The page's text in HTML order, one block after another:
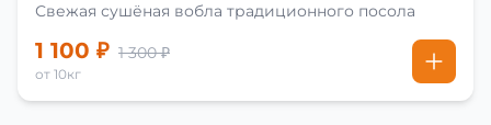
Свежая сушёная вобла традиционного посола
1 100 ₽ 1 300 ₽
от 10кг